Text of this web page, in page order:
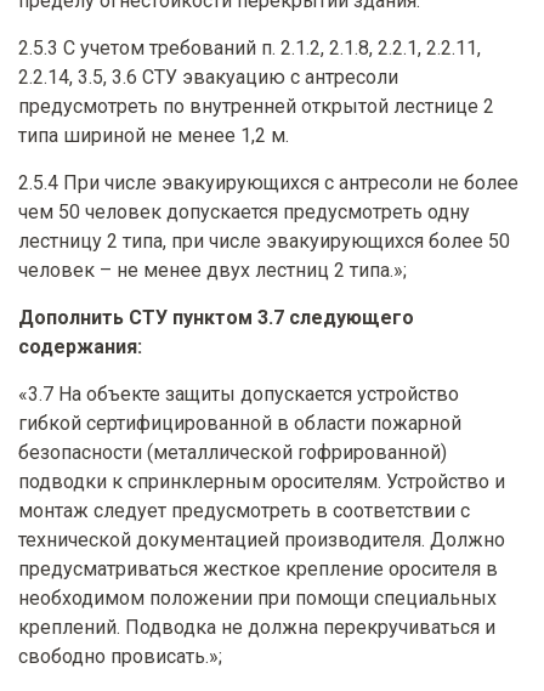
2.5.3 С учетом требований п. 2.1.2, 2.1.8, 2.2.1, 2.2.11,
2.2.14, 3.5, 3.6 СТУ эвакуацию с антресоли
предусмотреть по внутренней открытой лестнице 2
типа шириной не менее 1,2 м.
2.5.4 При числе эвакуирующихся с антресоли не более
чем 50 человек допускается предусмотреть одну
лестницу 2 типа, при числе эвакуирующихся более 50
человек – не менее двух лестниц 2 типа.»;
Дополнить СТУ пунктом 3.7 следующего
содержания:
«3.7 На объекте защиты допускается устройство
гибкой сертифицированной в области пожарной
безопасности (металлической гофрированной)
подводки к спринклерным оросителям. Устройство и
монтаж следует предусмотреть в соответствии с
технической документацией производителя. Должно
предусматриваться жесткое крепление оросителя в
необходимом положении при помощи специальных
креплений. Подводка не должна перекручиваться и
свободно провисать.»;